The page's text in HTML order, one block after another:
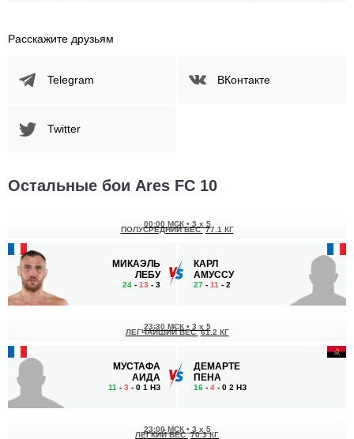
Расскажите друзьям
Telegram ВКонтакте
Twitter
Остальные бои Ares FC 10
МИКАЭЛЬ
ЛЕБУ
24 - 13 - 3
00:00 МСК • 3 x 5
ПОЛУСРЕДНИЙ ВЕС 77.1 КГ
КАРЛ
АМУССУ
27 - 11 - 2
МУСТАФА
АИДА
11 - 3 - 0 1 НЗ
23:30 МСК • 3 x 5
ЛЕГЧАЙШИЙ ВЕС 61.2 КГ
ДЕМАРТЕ
ПЕНА
16 - 4 - 0 2 НЗ
23:00 МСК • 3 x 5
ЛЕГКИЙ ВЕС 70.3 КГ